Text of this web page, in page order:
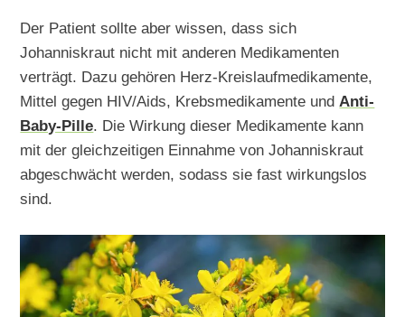
Der Patient sollte aber wissen, dass sich
Johanniskraut nicht mit anderen Medikamenten
verträgt. Dazu gehören Herz-Kreislaufmedikamente,
Mittel gegen HIV/Aids, Krebsmedikamente und Anti-
Baby-Pille. Die Wirkung dieser Medikamente kann
mit der gleichzeitigen Einnahme von Johanniskraut
abgeschwächt werden, sodass sie fast wirkungslos
sind.